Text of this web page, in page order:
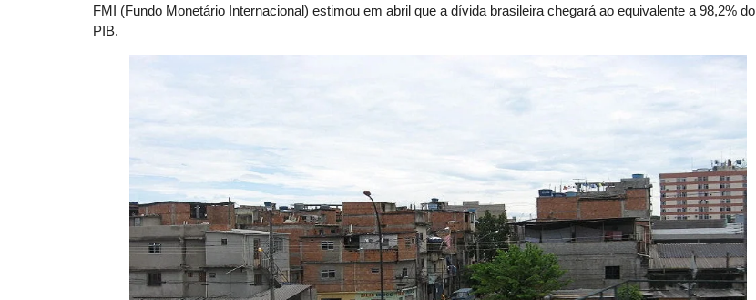
FMI (Fundo Monetário Internacional) estimou em abril que a dívida brasileira chegará ao equivalente a 98,2% do
PIB.